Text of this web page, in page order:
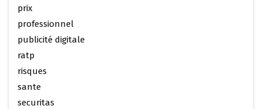
prix
professionnel
publicité digitale
ratp
risques
sante
securitas